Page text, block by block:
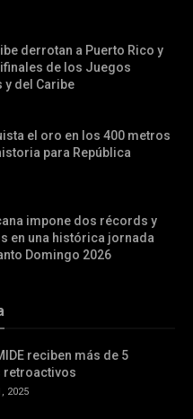
derrotan a Puerto Rico y
de los Juegos
y del Caribe
el oro en los 400 metros
para República
impone dos récords y
en una histórica jornada
Domingo 2026
reciben más de 5
retroactivos
2025